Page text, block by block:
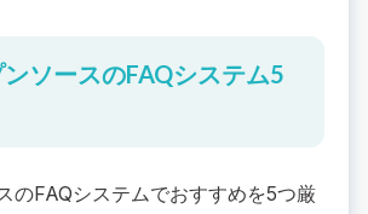
ソースのFAQシステム5
のFAQシステムでおすすめを5つ厳